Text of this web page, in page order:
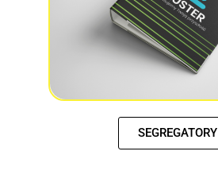
SEGREGATORY